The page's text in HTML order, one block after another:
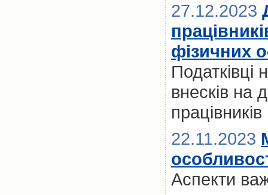
27.12.2023
фізичних
внесків на
працівників
22.11.2023
Аспекти